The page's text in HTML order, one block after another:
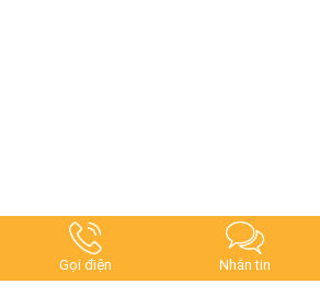
Gọi điện Nhắn tin